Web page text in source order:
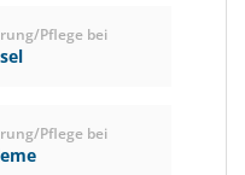
Pflege bei
Pflege bei